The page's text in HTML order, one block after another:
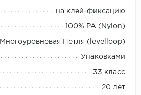
на клей-фиксацию
100% PA (Nylon)
Многоуровневая Петля (levelloop)
Упаковками
33 класс
20 лет